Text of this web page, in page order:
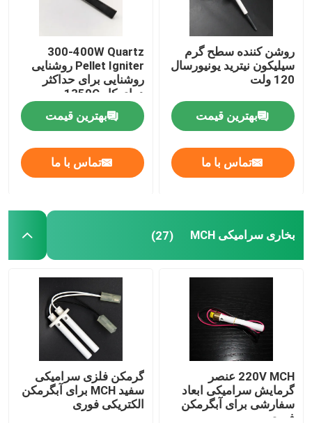
روشن کننده سطح گرم
سیلیکون نیترید یونیورسال
120 ولت
بهترین قیمت
تماس با ما
300-400W Quartz
Pellet Igniter روشنایی
روشنایی برای حداکثر
دمای کار 1350C
بهترین قیمت
تماس با ما
بخاری سرامیکی MCH (27)
220V MCH عنصر
گرمایش سرامیکی ابعاد
سفارشی برای آبگرمکن
فوری
گرمکن فلزی سرامیکی
سفید MCH برای آبگرمکن
الکتریکی فوری